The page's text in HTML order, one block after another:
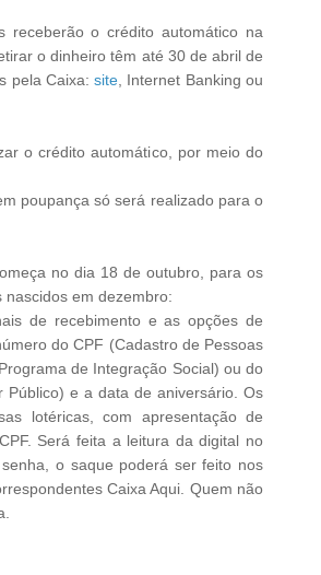
receberão o crédito automático na
o dinheiro têm até 30 de abril de
pela Caixa:site, Internet Banking ou
o crédito automático, por meio do
poupança só será realizado para o
no dia 18 de outubro, para os
em dezembro:
de recebimento e as opções de
do CPF (Cadastro de Pessoas
de Integração Social) ou do
Público) e a data de aniversário. Os
lotéricas, com apresentação de
Será feita a leitura da digital no
o saque poderá ser feito nos
Caixa Aqui. Quem não